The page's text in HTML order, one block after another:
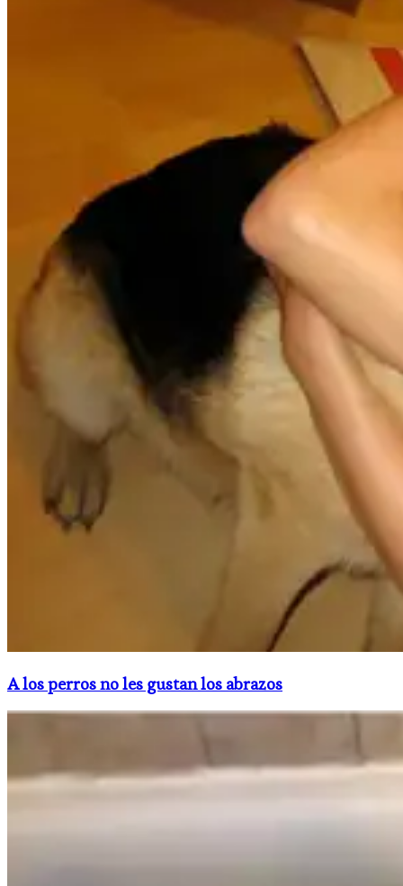
A los perros no les gustan los abrazos